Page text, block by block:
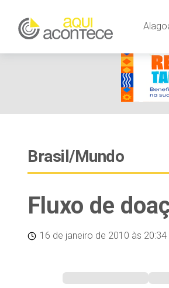
Brasil/Mundo
Fluxo de
16 de janeiro de 2010 às 20:34